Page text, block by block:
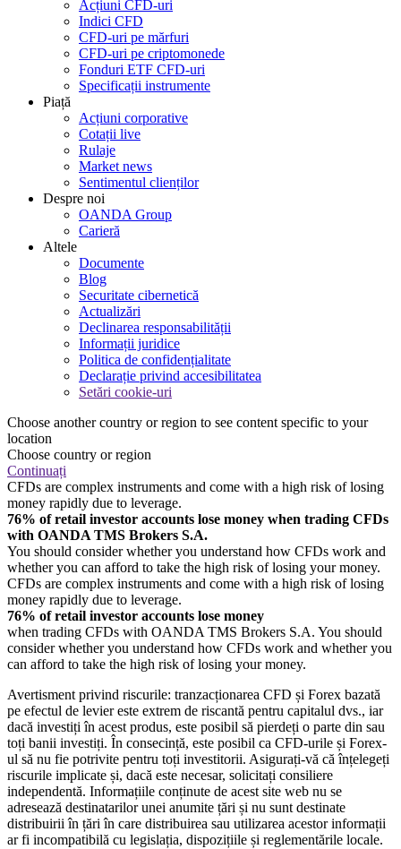
Acțiuni CFD-uri
Indici CFD
CFD-uri pe mărfuri
CFD-uri pe criptomonede
Fonduri ETF CFD-uri
Specificații instrumente
Piață
Acțiuni corporative
Cotații live
Rulaje
Market news
Sentimentul clienților
Despre noi
OANDA Group
Carieră
Altele
Documente
Blog
Securitate cibernetică
Actualizări
Declinarea responsabilității
Informații juridice
Politica de confidențialitate
Declarație privind accesibilitatea
Setări cookie-uri
Choose another country or region to see content specific to your
location
Choose country or region
Continuați
CFDs are complex instruments and come with a high risk of losing
money rapidly due to leverage.
76% of retail investor accounts lose money when trading CFDs
with OANDA TMS Brokers S.A.
You should consider whether you understand how CFDs work and
whether you can afford to take the high risk of losing your money.
CFDs are complex instruments and come with a high risk of losing
money rapidly due to leverage.
76% of retail investor accounts lose money
when trading CFDs with OANDA TMS Brokers S.A. You should
consider whether you understand how CFDs work and whether you
can afford to take the high risk of losing your money.
Avertisment privind riscurile: tranzacționarea CFD și Forex bazată
pe efectul de levier este extrem de riscantă pentru capitalul dvs., iar
dacă investiți în acest produs, este posibil să pierdeți o parte din sau
toți banii investiți. În consecință, este posibil ca CFD-urile și Forex-
ul să nu fie potrivite pentru toți investitorii. Asigurați-vă că înțelegeți
riscurile implicate și, dacă este necesar, solicitați consiliere
independentă. Informațiile conținute de acest site web nu se
adresează destinatarilor unei anumite țări și nu sunt destinate
distribuirii în țări în care distribuirea sau utilizarea acestor informații
ar fi incompatibilă cu legislația, dispozițiile și reglementările locale.